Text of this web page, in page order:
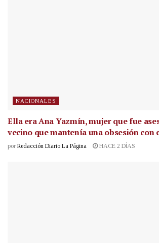
NACIONALES
Ella era Ana Yazmín, mujer que fue
vecino que mantenía una obsesión con
por Redacción Diario La Página HACE 2 DÍAS